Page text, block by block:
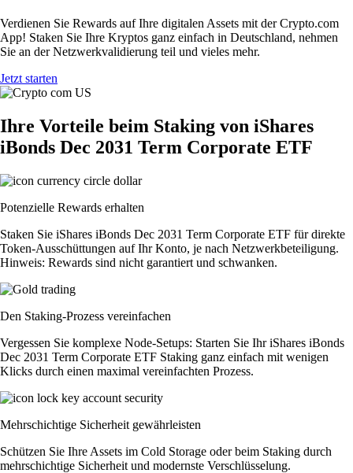
Verdienen Sie Rewards auf Ihre digitalen Assets mit der Crypto.com
App! Staken Sie Ihre Kryptos ganz einfach in Deutschland, nehmen
Sie an der Netzwerkvalidierung teil und vieles mehr.
Jetzt starten
Ihre Vorteile beim Staking von iShares
iBonds Dec 2031 Term Corporate ETF
Potenzielle Rewards erhalten
Staken Sie iShares iBonds Dec 2031 Term Corporate ETF für direkte
Token-Ausschüttungen auf Ihr Konto, je nach Netzwerkbeteiligung.
Hinweis: Rewards sind nicht garantiert und schwanken.
Den Staking-Prozess vereinfachen
Vergessen Sie komplexe Node-Setups: Starten Sie Ihr iShares iBonds
Dec 2031 Term Corporate ETF Staking ganz einfach mit wenigen
Klicks durch einen maximal vereinfachten Prozess.
Mehrschichtige Sicherheit gewährleisten
Schützen Sie Ihre Assets im Cold Storage oder beim Staking durch
mehrschichtige Sicherheit und modernste Verschlüsselung.